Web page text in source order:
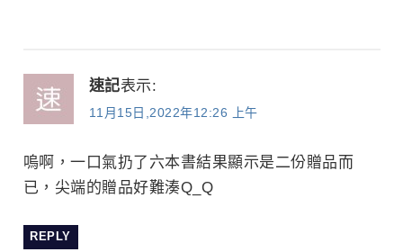
速記表示:
11月15日,2022年12:26 上午
嗚啊，一口氣扔了六本書結果顯示是二份贈品而
已，尖端的贈品好難湊Q_Q
REPLY